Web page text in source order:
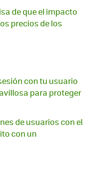
de que el impacto
precios de los
con tu usuario
para proteger
de usuarios con el
con un